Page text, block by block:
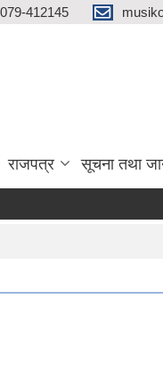
079-412145
राजपत्र सूचना तथा